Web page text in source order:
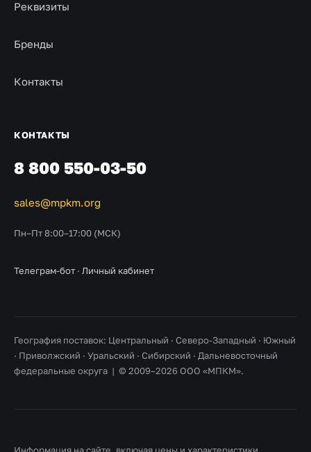
Реквизиты
Бренды
Контакты
КОНТАКТЫ
8 800 550-03-50
sales@mpkm.org
Пн–Пт 8:00–17:00 (МСК)
Телеграм-бот · Личный кабинет
География поставок: Центральный · Северо-Западный · Южный
· Приволжский · Уральский · Сибирский · Дальневосточный
федеральные округа | © 2009–2026 ООО «МПКМ».